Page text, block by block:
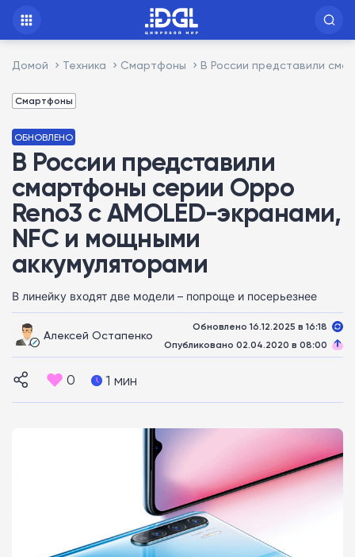
Домой Техника Смартфоны В России представили
Смартфоны
ОБНОВЛЕНО
В России представили
смартфоны серии Oppo
Reno3 с AMOLED-экранами,
NFC и мощными
аккумуляторами
В линейку входят две модели – попроще и посерьезнее
Алексей Остапенко
Обновлено 16.12.2025 в 16:18
Опубликовано 02.04.2020 в 08:00
0 1 мин